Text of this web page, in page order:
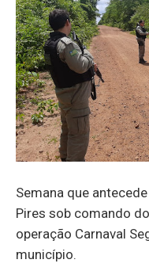
Semana que
Pires sob comando
operação Carnaval
município.